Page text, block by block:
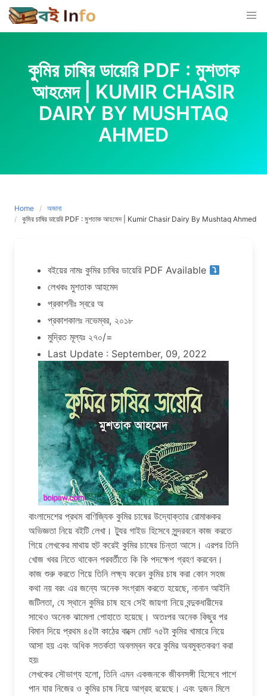
Skip
to
content
কুমির চাষির ডায়েরি PDF : মুশতাক
আহমেদ | KUMIR CHASIR
DAIRY BY MUSHTAQ
AHMED
Home
অজানা
কুমির চাষির ডায়েরি PDF : মুশতাক আহমেদ | Kumir Chasir Dairy By Mushtaq Ahmed
বইয়ের নামঃ কুমির চাষির ডায়েরি PDF Available
লেখকঃ মুশতাক আহমেদ
প্রকাশনীঃ স্বরে অ
প্রকাশকালঃ নভেম্বর, ২০১৮
মুদ্রিত মূল্যঃ ২৭০/=
Last Update : September, 09, 2022
বাংলাদেশের প্রথম বাণিজ্যিক কুমির চাষের উদ্যোক্তার রোমাঞ্চকর
অভিজ্ঞতা নিয়ে বইটি লেখা। ট্যুর গাইড হিসেবে সুন্দরবনে কাজ করতে
গিয়ে লেখকের মাথায় হুট করেই কুমির চাষের চিন্তা আসে। এরপর তিনি
খোজ খবর নিতে থাকেন পরবর্তীতে কি কি পদক্ষেপ গ্রহণ করবেন।
কাজ শুরু করতে গিয়ে তিনি লক্ষ্য করেন কুমির চাষ করা কোন সহজ
কথা নয় বরং এর জন্যে অনেক সংগ্রাম করতে হয়েছে, নানান আইনি
জটিলতা, যে স্থানে কুমির চাষ হবে সেই জায়গা নিয়ে বন্দুকধারীদের
সাথেও অনেক ঝামেলা পোহাতে হয়েছে। অতঃপর অনেক কিছুর পর
বিমান দিয়ে প্রথম ৪৫টা কাঠের বাক্সে মোট ৭৫টা কুমির খামারে নিয়ে
আসা হয় এবং অধিক সতর্কতা অবলম্বন করে কুমির অবমুক্তকরণ করা
হয়৷
লেখকের সৌভাগ্য হলো, তিনি এমন একজনকে জীবনসঙ্গী হিসেবে পাশে
পান যার নিজের ও কুমির চাষ নিয়ে আগ্রহ রয়েছে। এবং দুজন মিলে